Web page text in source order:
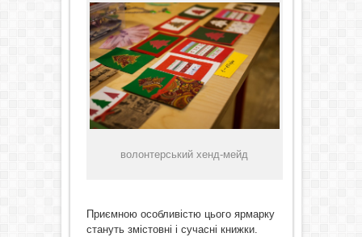
волонтерський хенд-мейд
Приємною особливістю цього ярмарку
стануть змістовні і сучасні книжки.